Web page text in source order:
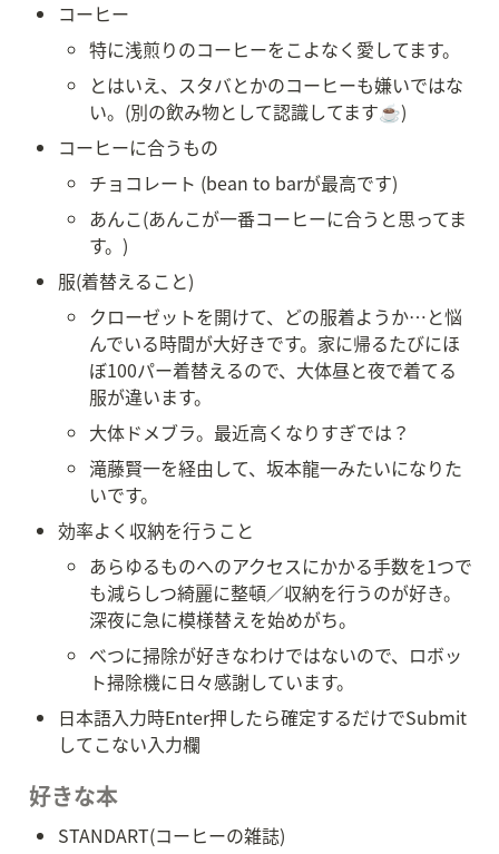
コーヒー
特に浅煎りのコーヒーをこよなく愛してます。
とはいえ、スタバとかのコーヒーも嫌いではな
い。(別の飲み物として認識してます☕)
コーヒーに合うもの
チョコレート (bean to barが最高です)
あんこ(あんこが一番コーヒーに合うと思ってま
す。)
服(着替えること)
クローゼットを開けて、どの服着ようか…と悩
んでいる時間が大好きです。家に帰るたびにほ
ぼ100パー着替えるので、大体昼と夜で着てる
服が違います。
大体ドメブラ。最近高くなりすぎでは？
滝藤賢一を経由して、坂本龍一みたいになりた
いです。
効率よく収納を行うこと
あらゆるものへのアクセスにかかる手数を1つで
も減らしつ綺麗に整頓／収納を行うのが好き。
深夜に急に模様替えを始めがち。
べつに掃除が好きなわけではないので、ロボッ
ト掃除機に日々感謝しています。
日本語入力時Enter押したら確定するだけでSubmit
してこない入力欄
好きな本
STANDART(コーヒーの雑誌)